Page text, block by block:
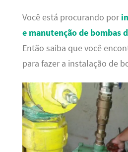
Você está procurando por
e manutenção de bombas
Então saiba que você
para fazer a instalação de